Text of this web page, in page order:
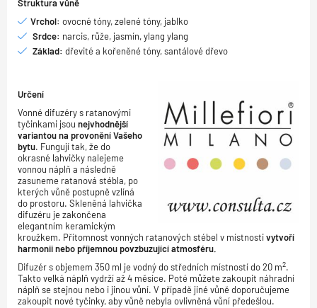
Struktura vůně
Vrchol: ovocné tóny, zelené tóny, jablko
Srdce: narcis, růže, jasmín, ylang ylang
Základ: dřevité a kořeněné tóny, santálové dřevo
Určení
Vonné difuzéry s ratanovými
tyčinkami jsou nejvhodnější
variantou na provonění Vašeho
bytu. Fungují tak, že do
okrasné lahvičky nalejeme
vonnou náplň a následně
zasuneme ratanová stébla, po
kterých vůně postupně vzlíná
do prostoru. Skleněná lahvička
difuzéru je zakončena
elegantním keramickým
kroužkem. Přítomnost vonných ratanových stébel v místnostivytvoří
harmonii nebo příjemnou povzbuzující atmosféru.
Difuzér s objemem 350 ml je vodný do středních místností do 20 m2.
Takto velká náplň vydrží až 4 měsíce. Poté můžete zakoupit náhradní
náplň se stejnou nebo i jinou vůní. V případě jiné vůně doporučujeme
zakoupit nové tyčinky, aby vůně nebyla ovlivněná vůní předešlou.